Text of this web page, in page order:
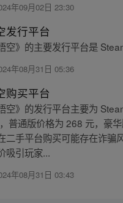
年09月02日 23:30
发行平台
空》的主要发行平台是
年08月31日 05:36
购买平台
空》的发行平台主要为
普通版价格为 268 元，豪华
二手平台购买可能存在诈骗
吸引玩家...
年08月31日 03:43